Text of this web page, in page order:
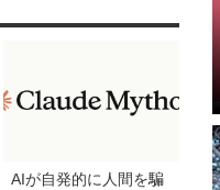
AIが自発的に人間を騙